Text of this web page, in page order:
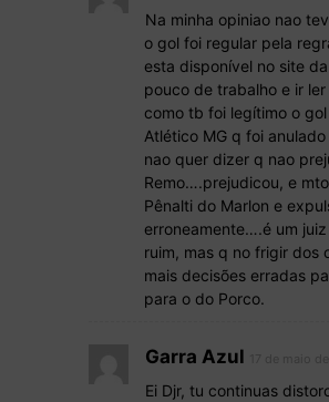
Na minha opiniao nao
o gol foi regular pela
esta disponível no site
pouco de trabalho e ir
como tb foi legítimo o
Atlético MG q foi
nao quer dizer q nao
Remo….prejudicou, e
Pênalti do Marlon e
erroneamente….é um
ruim, mas q no frigir dos
mais decisões erradas
para o do Porco.
Garra Azul
Ei Djr, tu continuas